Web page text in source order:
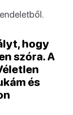
hogy
szóra. A
és